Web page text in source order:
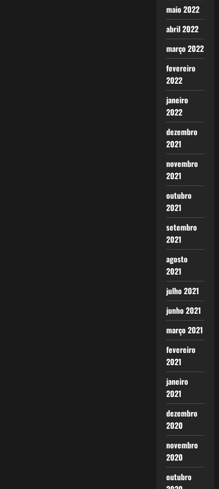
maio 2022
abril 2022
março 2022
fevereiro
2022
janeiro
2022
dezembro
2021
novembro
2021
outubro
2021
setembro
2021
agosto
2021
julho 2021
junho 2021
março 2021
fevereiro
2021
janeiro
2021
dezembro
2020
novembro
2020
outubro